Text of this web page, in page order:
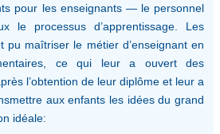
pour les enseignants — le personnel
le processus d’apprentissage. Les
pu maîtriser le métier d’enseignant en
ce qui leur a ouvert des
l’obtention de leur diplôme et leur a
aux enfants les idées du grand
idéale: